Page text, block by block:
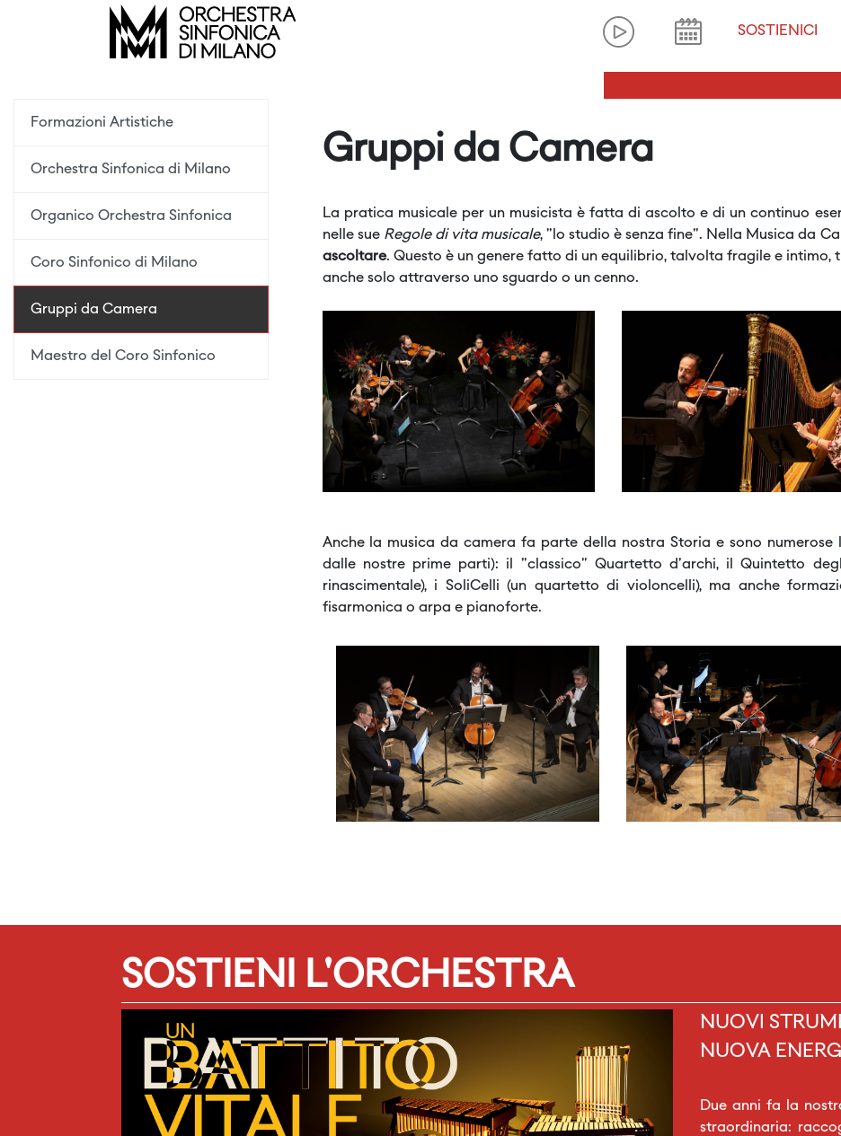
SOSTIENICI
Formazioni Artistiche
Orchestra Sinfonica di Milano
Organico Orchestra Sinfonica
Coro Sinfonico di Milano
Gruppi da Camera
Maestro del Coro Sinfonico
Gruppi da Camera
La pratica musicale per un musicista è fatta di ascolto e di un continuo
nelle sue Regole di vita musicale, "lo studio è senza fine". Nella Musica da
ascoltare. Questo è un genere fatto di un equilibrio, talvolta fragile e
anche solo attraverso uno sguardo o un cenno.
Anche la musica da camera fa parte della nostra Storia e sono numerose
dalle nostre prime parti): il "classico" Quartetto d'archi, il Quintetto
rinascimentale), i SoliCelli (un quartetto di violoncelli), ma anche
fisarmonica o arpa e pianoforte.
SOSTIENI L'ORCHESTRA
NUOVI
NUOVA
Due anni fa la
straordinaria: